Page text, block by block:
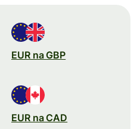
EUR na GBP
EUR na CAD